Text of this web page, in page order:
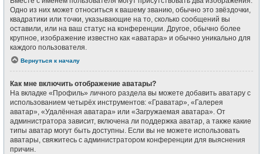
Одно из них может относиться к вашему званию, обычно это звёздочки,
квадратики или точки, указывающие на то, сколько сообщений вы
оставили, или на ваш статус на конференции. Другое, обычно более
крупное, изображение известно как «аватара» и обычно уникально для
каждого пользователя.
Вернуться к началу
Как мне включить отображение аватары?
На вкладке «Профиль» личного раздела вы можете добавить аватару с
использованием четырёх инструментов: «Граватар», «Галерея
аватар», «Удалённая аватара» или «Загружаемая аватара». От
администратора зависит, включена ли поддержка аватар, а также какие
типы аватар могут быть доступны. Если вы не можете использовать
аватары, свяжитесь с администратором конференции для выяснения
причин.